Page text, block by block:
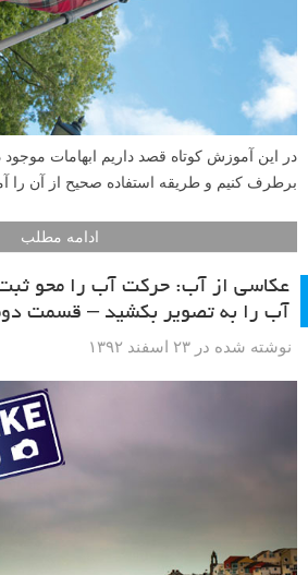
در این آموزش کوتاه قصد داریم ابهامات
برطرف کنیم و طریقه استفاده صحیح از آن را
ادامه مطلب
عکاسی از آب: حرکت آب را محو
آب را به تصویر بکشید – قسمت
نوشته شده در ۲۳ اسفند ۱۳۹۲